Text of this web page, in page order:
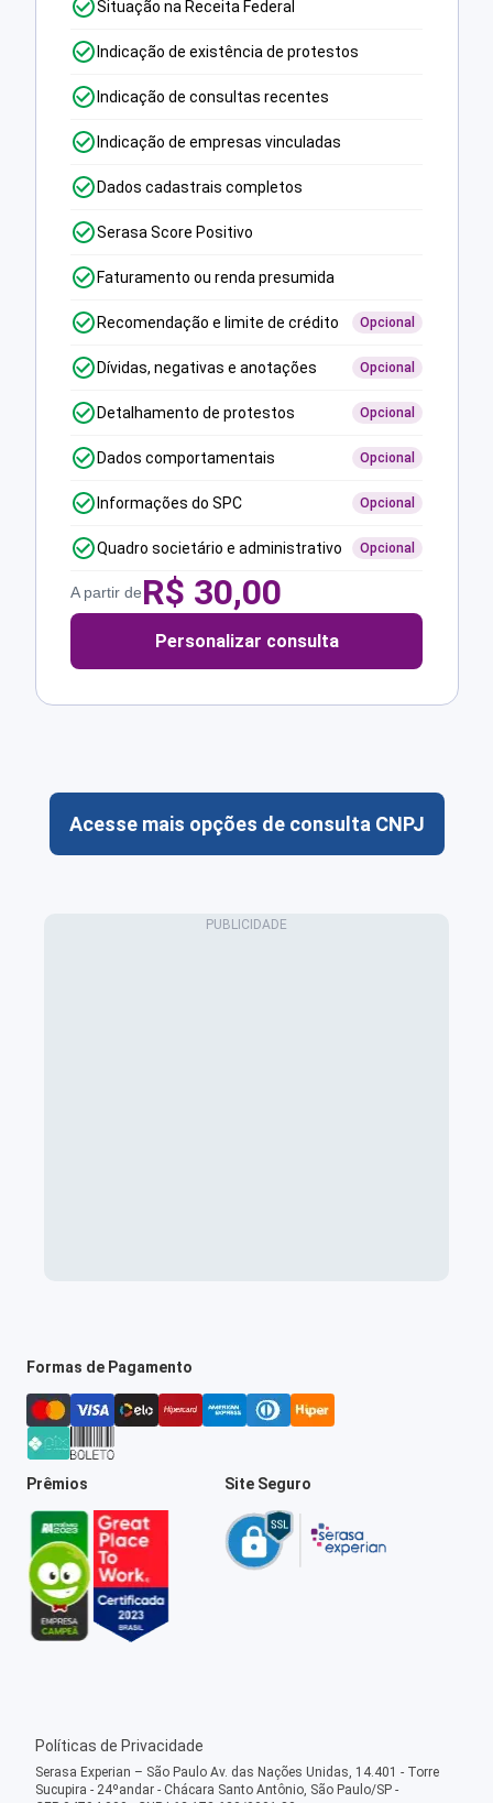
Situação na Receita Federal
Indicação de existência de protestos
Indicação de consultas recentes
Indicação de empresas vinculadas
Dados cadastrais completos
Serasa Score Positivo
Faturamento ou renda presumida
Recomendação e limite de crédito Opcional
Dívidas, negativas e anotações Opcional
Detalhamento de protestos Opcional
Dados comportamentais Opcional
Informações do SPC Opcional
Quadro societário e administrativo Opcional
A partir deR$ 30,00
Personalizar consulta
Acesse mais opções de consulta CNPJ
Formas de Pagamento
Prêmios Site Seguro
Políticas de Privacidade
Serasa Experian – São Paulo Av. das Nações Unidas, 14.401 - Torre
Sucupira - 24ºandar - Chácara Santo Antônio, São Paulo/SP -